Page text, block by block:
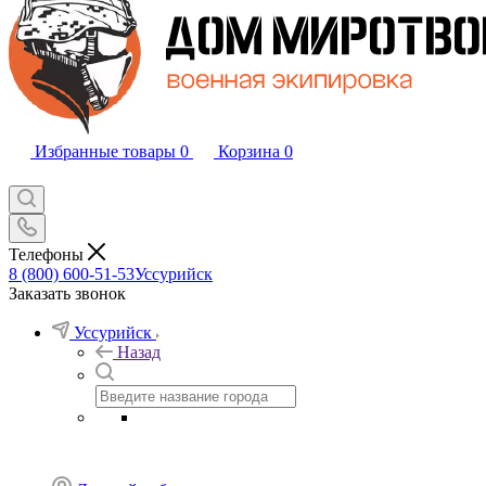
Избранные товары 0 Корзина 0
Телефоны
8 (800) 600-51-53Уссурийск
Заказать звонок
Уссурийск
Назад